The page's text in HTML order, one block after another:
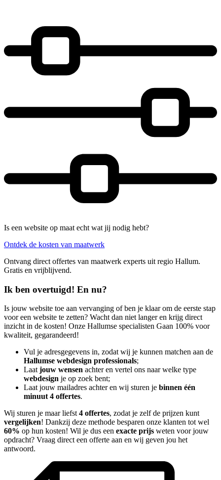
Is een website op maat echt wat jij nodig hebt?
Ontdek de kosten van maatwerk
Ontvang direct offertes van maatwerk experts uit regio Hallum.
Gratis en vrijblijvend.
Ik ben overtuigd! En nu?
Is jouw website toe aan vervanging of ben je klaar om de eerste stap
voor een website te zetten? Wacht dan niet langer en krijg direct
inzicht in de kosten! Onze Hallumse specialisten Gaan 100% voor
kwaliteit, gegarandeerd!
Vul je adresgegevens in, zodat wij je kunnen matchen aan de
Hallumse webdesign professionals;
Laat jouw wensen achter en vertel ons naar welke type
webdesign je op zoek bent;
Laat jouw mailadres achter en wij sturen je binnen één
minuut 4 offertes.
Wij sturen je maar liefst 4 offertes, zodat je zelf de prijzen kunt
vergelijken! Dankzij deze methode besparen onze klanten tot wel
60% op hun kosten! Wil je dus een exacte prijs weten voor jouw
opdracht? Vraag direct een offerte aan en wij geven jou het
antwoord.